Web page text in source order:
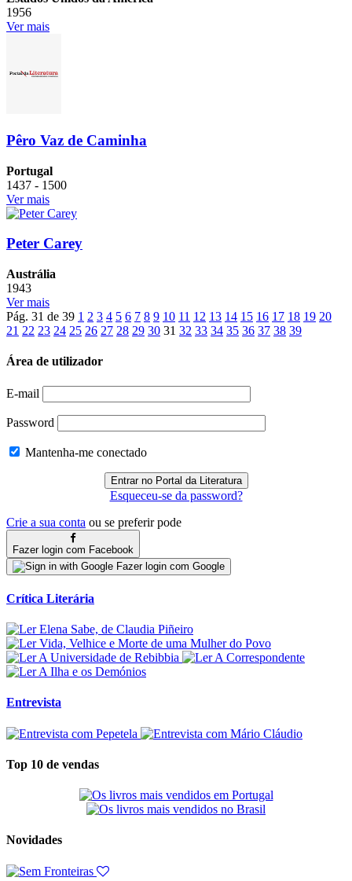
1956
Ver mais
Pêro Vaz de Caminha
Portugal
1437 - 1500
Ver mais
Peter Carey
Austrália
1943
Ver mais
Pág. 31 de 39 1 2 3 4 5 6 7 8 9 10 11 12 13 14 15 16 17 18 19 20
21 22 23 24 25 26 27 28 29 30 31 32 33 34 35 36 37 38 39
Área de utilizador
E-mail
Password
Mantenha-me conectado
Esqueceu-se da password?
Crie a sua conta ou se preferir pode
Fazer login com Facebook
Fazer login com Google
Crítica Literária
Entrevista
Top 10 de vendas
Novidades